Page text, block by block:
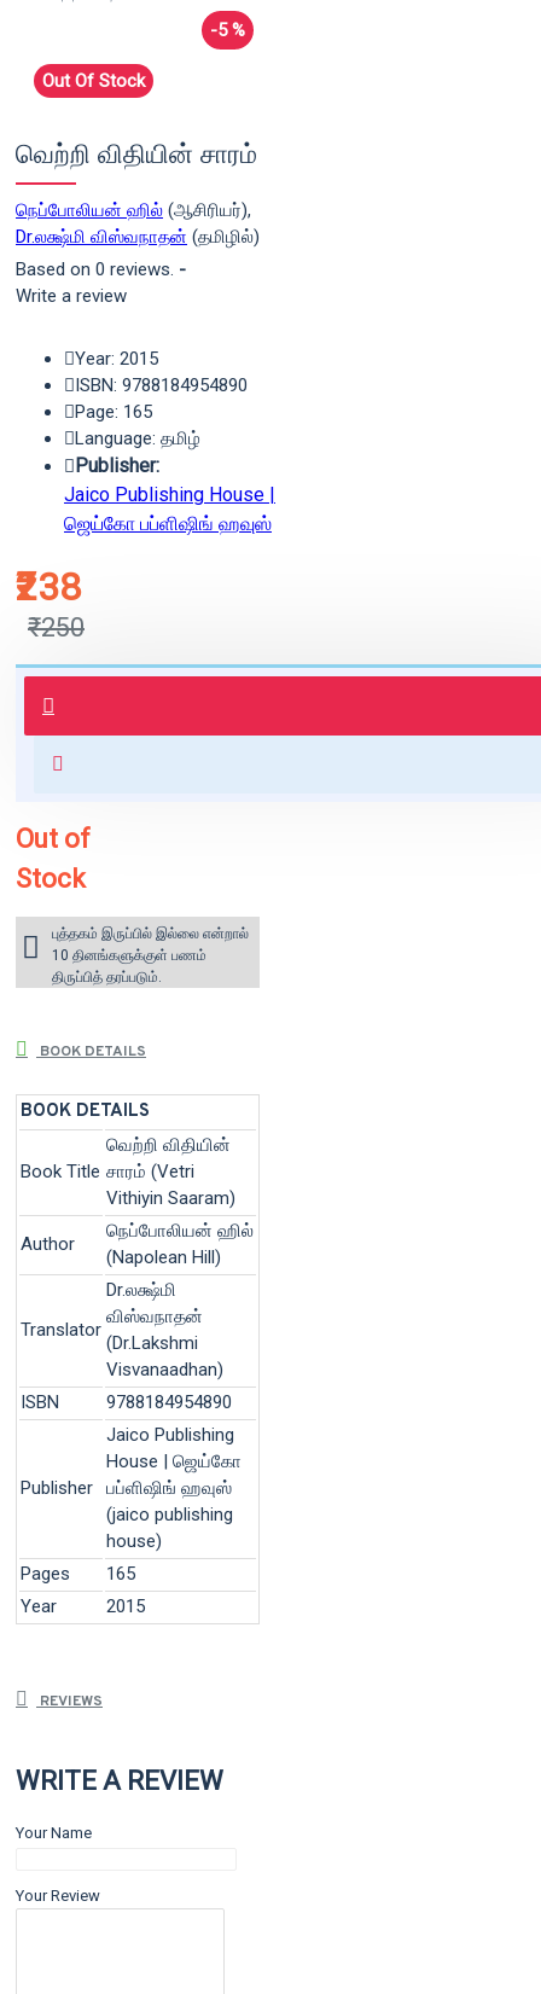
-5 %
Out Of Stock
வெற்றி விதியின் சாரம்
நெப்போலியன் ஹில் (ஆசிரியர்),
Dr.லக்ஷ்மி விஸ்வநாதன் (தமிழில்)
Based on 0 reviews. -
Write a review
₹238
₹250
Year: 2015
ISBN: 9788184954890
Page: 165
Language: தமிழ்
Publisher:
Jaico Publishing House |
ஜெய்கோ பப்ளிஷிங் ஹவுஸ்
புத்தகம் 3 - 7 நாட்களில் அனுப்பி
வைக்கப்படும்.
for orders above ₹1000 within
Out of
Stock
புத்தகம் இருப்பில் இல்லை என்றால்
10 தினங்களுக்குள் பணம்
திருப்பித் தரப்படும்.
BOOK DETAILS
BOOK DETAILS
Book Title
வெற்றி விதியின்
சாரம் (Vetri
Vithiyin Saaram)
Author
நெப்போலியன் ஹில்
(Napolean Hill)
Translator
Dr.லக்ஷ்மி
விஸ்வநாதன்
(Dr.Lakshmi
Visvanaadhan)
ISBN
9788184954890
Publisher
Jaico Publishing
House | ஜெய்கோ
பப்ளிஷிங் ஹவுஸ்
(jaico publishing
house)
Pages
165
Year
2015
REVIEWS
WRITE A REVIEW
Your Name
Your Review